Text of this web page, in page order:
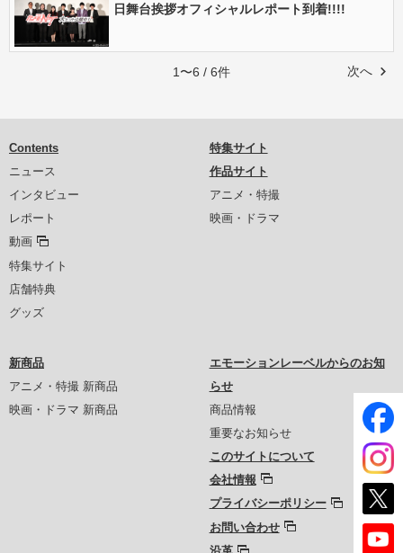
日舞台挨拶オフィシャルレポート到着!!!!
次へ
1〜6 / 6件
Contents
ニュース
インタビュー
レポート
動画
特集サイト
店舗特典
グッズ
特集サイト
作品サイト
アニメ・特撮
映画・ドラマ
新商品
アニメ・特撮 新商品
映画・ドラマ 新商品
エモーションレーベルからのお知
らせ
商品情報
重要なお知らせ
このサイトについて
会社情報
プライバシーポリシー
お問い合わせ